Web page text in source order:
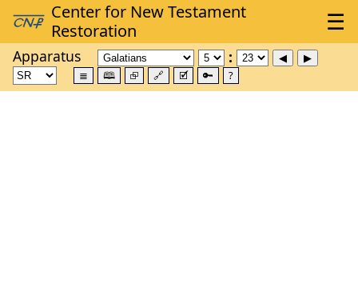
Apparatus
≣ 🕮 ⮺ 🔗 🗹 🔑 ?